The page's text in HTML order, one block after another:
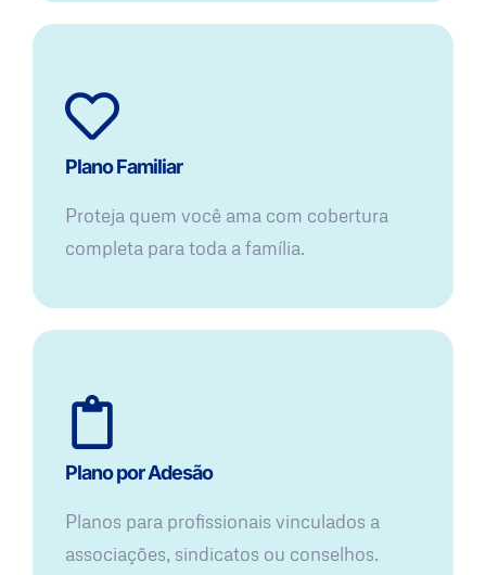
Plano Familiar
Proteja quem você ama com cobertura
completa para toda a família.
Plano por Adesão
Planos para profissionais vinculados a
associações, sindicatos ou conselhos.